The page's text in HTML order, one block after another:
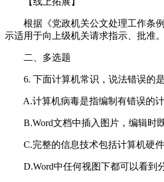
根据《党政机关公文处理工作条例
示适用于向上级机关请求指示、批准。
二、多选题
6. 下面计算机常识，说法错误的是
A.计算机病毒是指编制有错误的
B.Word文档中插入图片，编辑时
C.完整的信息技术包括计算机硬件
D.Word中任何视图下都可以看到